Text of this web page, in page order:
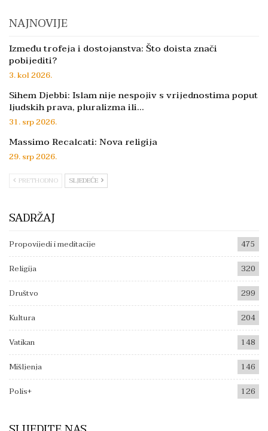
NAJNOVIJE
Između trofeja i dostojanstva: Što doista znači
pobijediti?
3. kol 2026.
Sihem Djebbi: Islam nije nespojiv s vrijednostima poput
ljudskih prava, pluralizma ili…
31. srp 2026.
Massimo Recalcati: Nova religija
29. srp 2026.
PRETHODNO SLJEDEĆE
SADRŽAJ
Propovijedi i meditacije
475
Religija
320
Društvo
299
Kultura
204
Vatikan
148
Mišljenja
146
Polis+
126